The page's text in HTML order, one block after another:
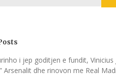
i jep goditjen e fundit, Vinicius
Arsenalit dhe rinovon me Real